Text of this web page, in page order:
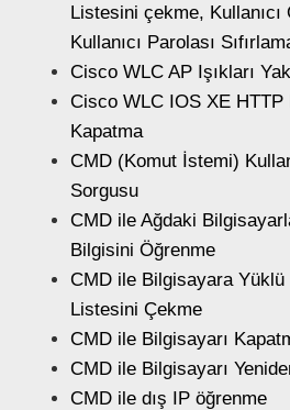
Listesini çekme,
Kullanıcı Parolası
Cisco WLC AP Işıkları
Cisco WLC IOS XE HTTP
Kapatma
CMD (Komut İstemi)
Sorgusu
CMD ile Ağdaki
Bilgisini Öğrenme
CMD ile Bilgisayara Yüklü
Listesini Çekme
CMD ile Bilgisayarı
CMD ile Bilgisayarı
CMD ile dış IP öğrenme